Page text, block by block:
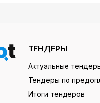
ТЕНДЕРЫ
Актуальные
Тендеры по
Итоги тендеров